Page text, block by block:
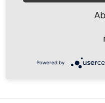
9:00
Powered by